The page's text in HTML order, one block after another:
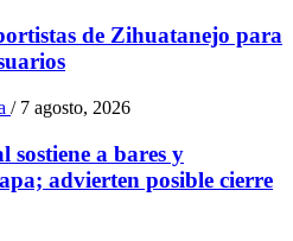
de Zihuatanejo para
/ 7 agosto, 2026
sostiene a bares y
advierten posible cierre